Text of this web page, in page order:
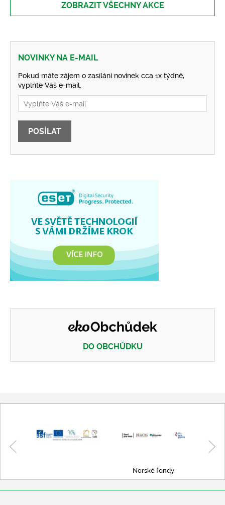
ZOBRAZIT VŠECHNY AKCE
NOVINKY NA E-MAIL
Pokud máte zájem o zasílání novinek cca 1x týdně,
vyplňte Váš e-mail.
POSÍLAT
DO OBCHŮDKU
Norské fondy